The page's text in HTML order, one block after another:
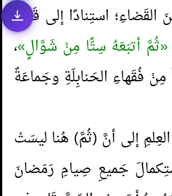
القَضاءِ؛ استِنادًا إلى قَوْلِهِ
«ثُمَّ أتبَعَهُ سِتًّا مِنْ شَوَّالٍ»،
فُقَهاءِ الحَنابِلَةِ وجَماعَةٌ
إلى أنَّ (ثُمَّ) هُنا ليسَتْ
جَميعِ صِيامِ رَمَضانَ